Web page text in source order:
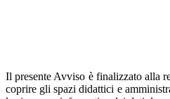
Il presente Avviso è finalizzato alla
coprire gli spazi didattici e